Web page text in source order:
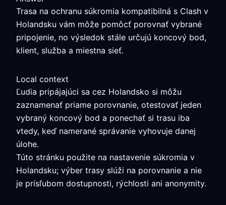
Trasa na ochranu súkromia kompatibilná s Clash v
Holandsku vám môže pomôcť porovnať vybrané
pripojenie, no výsledok stále určujú koncový bod,
klient, služba a miestna sieť.
Local context
Ľudia pripájajúci sa cez Holandsko si môžu
zaznamenať priame porovnanie, otestovať jeden
vybraný koncový bod a ponechať si trasu iba
vtedy, keď namerané správanie vyhovuje danej
úlohe.
Túto stránku použite na nastavenie súkromia v
Holandsku; výber trasy slúži na porovnanie a nie
je prísľubom dostupnosti, rýchlosti ani anonymity.